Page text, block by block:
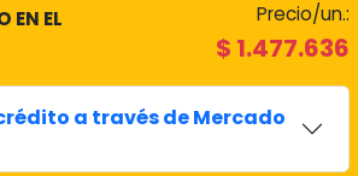
EN EL
Precio/un.:
$ 1.477.636
a través de Mercado